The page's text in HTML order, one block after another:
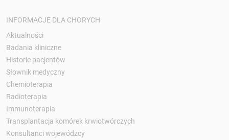
INFORMACJE DLA CHORYCH
Aktualności
Badania kliniczne
Historie pacjentów
Słownik medyczny
Chemioterapia
Radioterapia
Immunoterapia
Transplantacja komórek krwiotwórczych
Konsultanci wojewódzcy